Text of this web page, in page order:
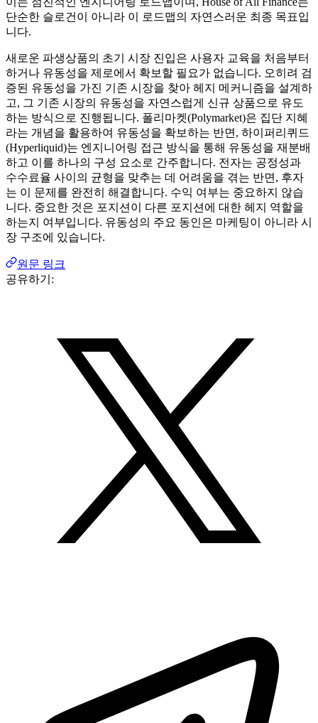
단순한 슬로건이 아니라 이 로드맵의 자연스러운 최종 목표입
니다.
새로운 파생상품의 초기 시장 진입은 사용자 교육을 처음부터
하거나 유동성을 제로에서 확보할 필요가 없습니다. 오히려 검
증된 유동성을 가진 기존 시장을 찾아 헤지 메커니즘을 설계하
고, 그 기존 시장의 유동성을 자연스럽게 신규 상품으로 유도
하는 방식으로 진행됩니다. 폴리마켓(Polymarket)은 집단 지혜
라는 개념을 활용하여 유동성을 확보하는 반면, 하이퍼리퀴드
(Hyperliquid)는 엔지니어링 접근 방식을 통해 유동성을 재분배
하고 이를 하나의 구성 요소로 간주합니다. 전자는 공정성과
수수료율 사이의 균형을 맞추는 데 어려움을 겪는 반면, 후자
는 이 문제를 완전히 해결합니다. 수익 여부는 중요하지 않습
니다. 중요한 것은 포지션이 다른 포지션에 대한 헤지 역할을
하는지 여부입니다. 유동성의 주요 동인은 마케팅이 아니라 시
장 구조에 있습니다.
원문 링크
공유하기: